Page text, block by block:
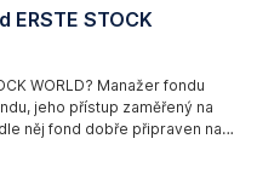
STOCK
WORLD? Manažer fondu
jeho přístup zaměřený na
něj fond dobře připraven na